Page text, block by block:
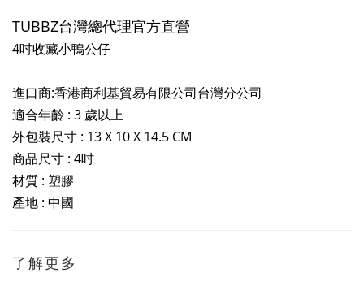
TUBBZ台灣總代理官方直營
4吋收藏小鴨公仔
進口商:香港商利基貿易有限公司台灣分公司
適合年齡 : 3 歲以上
外包裝尺寸 : 13 X 10 X 14.5 CM
商品尺寸 : 4吋
材質 : 塑膠
產地 : 中國
了解更多